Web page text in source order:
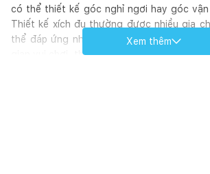
có thể thiết kế góc nghỉ ngơi hay góc
Thiết kế xích đu thường được nhiều gia
thể đáp ứng nhược điểm về diện tích mà
gian vui chơi, thư giãn cho gia đình. Hãy
Xem thêm